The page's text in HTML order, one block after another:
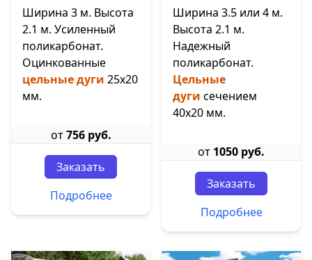
Ширина 3 м. Высота
2.1 м. Усиленный
поликарбонат.
Оцинкованные
цельные дуги 25х20
мм.
от756 руб.
Заказать
Подробнее
Ширина 3.5 или 4 м.
Высота 2.1 м.
Надежный
поликарбонат.
Цельные
дуги сечением
40х20 мм.
от 1050 руб.
Заказать
Подробнее